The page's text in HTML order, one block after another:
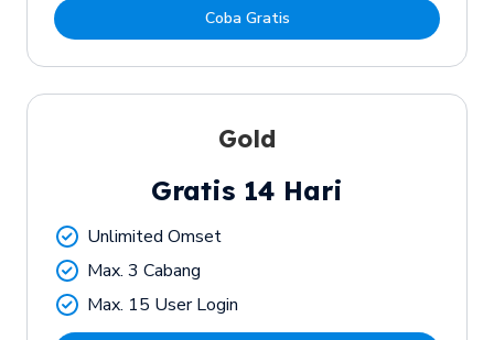
Coba Gratis
Gold
Gratis 14 Hari
Unlimited Omset
Max. 3 Cabang
Max. 15 User Login